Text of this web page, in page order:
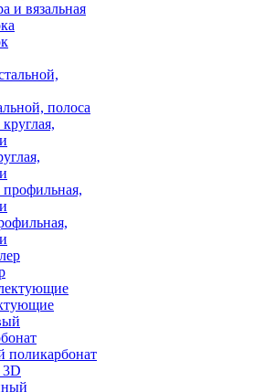
и вязальная
полоса
поликарбонат